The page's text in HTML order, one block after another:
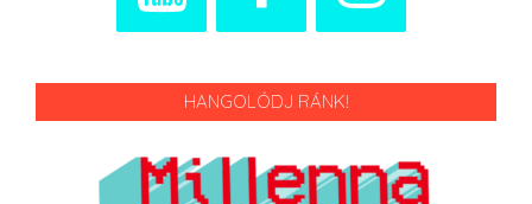
HANGOLÓDJ RÁNK!